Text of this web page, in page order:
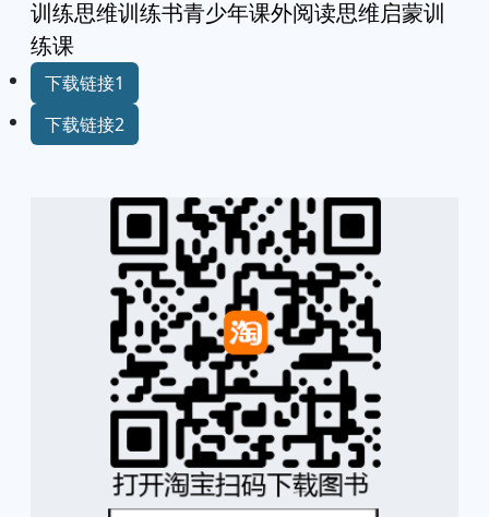
训练思维训练书青少年课外阅读思维启蒙训
练课
下载链接1
下载链接2